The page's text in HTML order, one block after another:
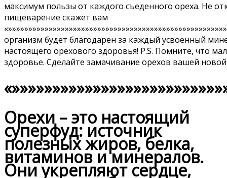
максимум пользы от каждого съеденного ореха. Не
пищеварение скажет вам
организм будет благодарен за каждый усвоенный
настоящего орехового здоровья! P.S. Помните, что
здоровье. Сделайте замачивание орехов вашей новой
Орехи – это настоящий
суперфуд: источник
полезных жиров, белка,
витаминов и минералов.
Они укрепляют сердце,